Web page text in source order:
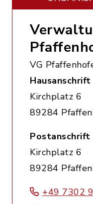
VG
Hausanschrift
Kirchplatz 6
89284
Postanschrift
Kirchplatz 6
89284
+49 7302